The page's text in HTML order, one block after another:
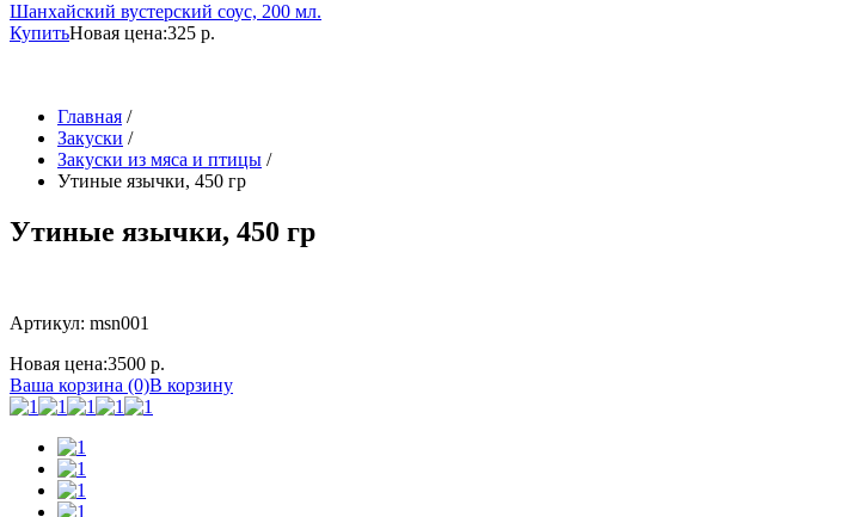
Шанхайский вустерский соус, 200 мл.
КупитьНовая цена:325 р.
Главная /
Закуски /
Закуски из мяса и птицы /
Утиные язычки, 450 гр
Утиные язычки, 450 гр
Артикул: msn001
Новая цена:3500 р.
Ваша корзина (0)В корзину